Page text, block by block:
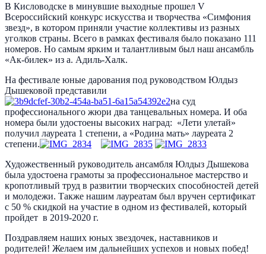
В Кисловодске в минувшие выходные прошел V
Всероссийский конкурс искусства и творчества «Симфония
звезд», в котором приняли участие коллективы из разных
уголков страны. Всего в рамках фестиваля было показано 111
номеров. Но самым ярким и талантливым был наш ансамбль
«Ак-билек» из а. Адиль-Халк.
На фестивале юные дарования под руководством Юлдыз
Дышековой представили
на суд
профессионального жюри два танцевальных номера. И оба
номера были удостоены высоких наград: «Лети улетай»
получил лауреата 1 степени, а «Родина мать» лауреата 2
степени.
Художественный руководитель ансамбля Юлдыз Дышекова
была удостоена грамоты за профессиональное мастерство и
кропотливый труд в развитии творческих способностей детей
и молодежи. Также нашим лауреатам был вручен сертификат
с 50 % скидкой на участие в одном из фестивалей, который
пройдет в 2019-2020 г.
Поздравляем наших юных звездочек, наставников и
родителей! Желаем им дальнейших успехов и новых побед!